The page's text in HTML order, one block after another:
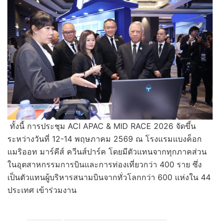
ทั้งนี้ การประชุม ACI APAC & MID RACE 2026 จัดขึ้น
ระหว่างวันที่ 12-14 พฤษภาคม 2569 ณ โรงแรมแบงค็อก
แมริออท มาร์คีส์ ควีนส์ปาร์ค โดยมีตัวแทนจากทุกภาคส่วน
ในอุตสาหกรรมการบินและการท่องเที่ยวกว่า 400 ราย ซึ่ง
เป็นตัวแทนผู้บริหารสนามบินจากทั่วโลกกว่า 600 แห่งใน 44
ประเทศ เข้าร่วมงาน